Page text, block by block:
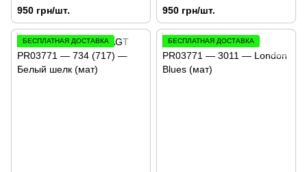
серый шелк
950 грн/шт.
серый шелк (мат)
950 грн/шт.
БЕСПЛАТНАЯ ДОСТАВКА БЕСПЛАТНАЯ ДОСТАВКА